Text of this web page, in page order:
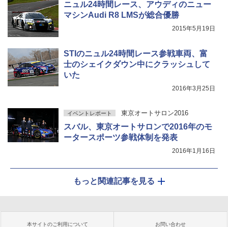
ニュル24時間レース、アウディのニュー
マシンAudi R8 LMSが総合優勝
2015年5月19日
STIのニュル24時間レース参戦車両、富
士のシェイクダウン中にクラッシュして
いた
2016年3月25日
イベントレポート 東京オートサロン2016
スバル、東京オートサロンで2016年のモ
ータースポーツ参戦体制を発表
2016年1月16日
もっと関連記事を見る
本サイトのご利用について お問い合わせ